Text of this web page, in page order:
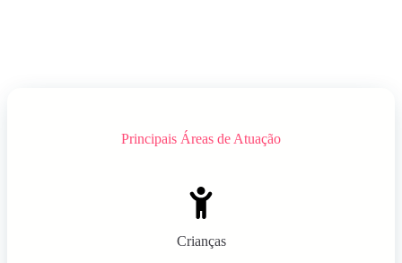
Principais Áreas de Atuação
Crianças